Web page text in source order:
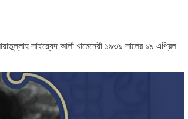
সাইয়্যেদ আলী খামেনেয়ী ১৯৩৯ সালের ১৯ এপ্রিল